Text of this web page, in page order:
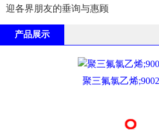
迎各界朋友的垂询与惠顾
产品展示
聚三氟氯乙烯